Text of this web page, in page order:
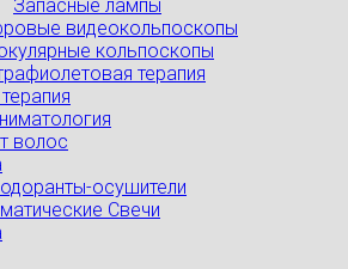
Запасные лампы
видеокольпоскопы
кольпоскопы
терапия
терапия
волос
осушители
Свечи